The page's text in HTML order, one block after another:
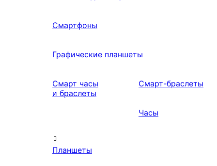
Смартфоны
Графические планшеты
Смарт часы
и браслеты
Смарт-браслеты
Часы
Планшеты